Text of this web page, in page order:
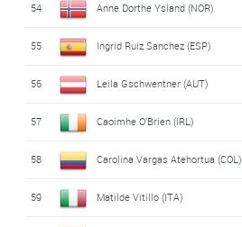
54 Anne Dorthe Ysland (NOR)
55 Ingrid Ruiz Sanchez (ESP)
56 Leila Gschwentner (AUT)
57 Caoimhe O'Brien (IRL)
58 Carolina Vargas Atehortua (COL)
59 Matilde Vitillo (ITA)